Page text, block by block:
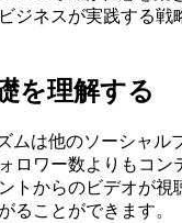
ジネスが実践する戦
を理解する
ムは他のソーシャル
ロワー数よりもコン
トからのビデオが視
ることができます。